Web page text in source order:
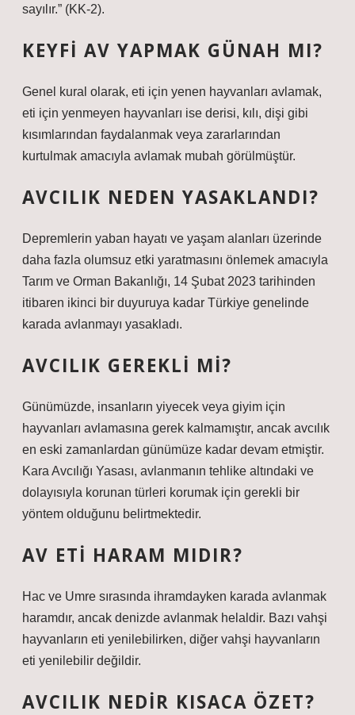
sayılır.” (KK-2).
KEYFI AV YAPMAK GÜNAH MI?
Genel kural olarak, eti için yenen hayvanları avlamak,
eti için yenmeyen hayvanları ise derisi, kılı, dişi gibi
kısımlarından faydalanmak veya zararlarından
kurtulmak amacıyla avlamak mubah görülmüştür.
AVCILIK NEDEN YASAKLANDI?
Depremlerin yaban hayatı ve yaşam alanları üzerinde
daha fazla olumsuz etki yaratmasını önlemek amacıyla
Tarım ve Orman Bakanlığı, 14 Şubat 2023 tarihinden
itibaren ikinci bir duyuruya kadar Türkiye genelinde
karada avlanmayı yasakladı.
AVCILIK GEREKLI MI?
Günümüzde, insanların yiyecek veya giyim için
hayvanları avlamasına gerek kalmamıştır, ancak avcılık
en eski zamanlardan günümüze kadar devam etmiştir.
Kara Avcılığı Yasası, avlanmanın tehlike altındaki ve
dolayısıyla korunan türleri korumak için gerekli bir
yöntem olduğunu belirtmektedir.
AV ETI HARAM MIDIR?
Hac ve Umre sırasında ihramdayken karada avlanmak
haramdır, ancak denizde avlanmak helaldir. Bazı vahşi
hayvanların eti yenilebilirken, diğer vahşi hayvanların
eti yenilebilir değildir.
AVCILIK NEDIR KISACA ÖZET?